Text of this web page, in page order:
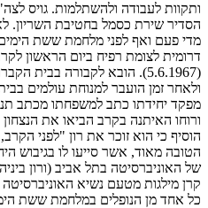
הסדיר שירת כסמל בחטיבת השריון.
מדי פעם ואף לפני מלחמת ששת
דרומית לצומת רפיח ביום הראשון
(5.6.1967). הובא לקבורה
ולאחר זמן הועבר למנוחת עולמים
מפקד יחידתו כתב למשפחתו מכתב
ורוחו האיתנה בקרב הביאו את
הוסיף כי הוא זוכר את רון "לפני
הטובה מאוד, אשר סייעו לו בגיבוש
של האוניברסיטה בתל אביב (ורון
קרן מילגות מטעם נשיא
כל אחד מן הנופלים במלחמת ששת